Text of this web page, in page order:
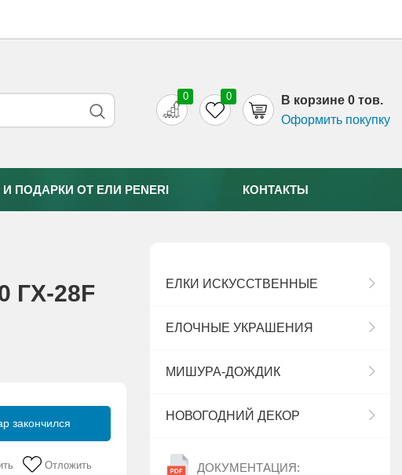
B корзине 0 тов.
Оформить покупку
0
0
ПОДАРКИ ОТ EЛИ PENERI КОНТАКТЫ
ГХ-28F
закончился
Отложить
ЕЛКИ ИСКУССТВЕННЫЕ
ЕЛОЧНЫЕ УКРАШЕНИЯ
МИШУРА-ДОЖДИК
НОВОГОДНИЙ ДЕКОР
ДОКУМЕНТАЦИЯ: